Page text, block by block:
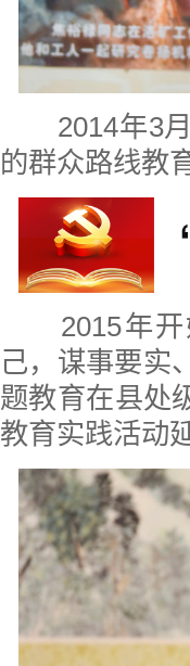
2014年3
的群众路线教
2015年开
己，谋事要实
题教育在县处
教育实践活动